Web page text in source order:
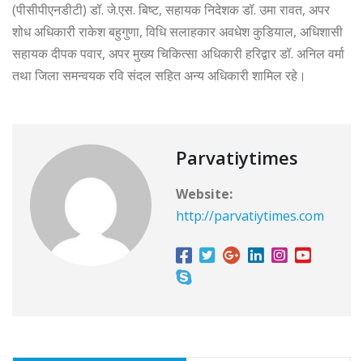
(पीसीपीएनडीटी) डॉ. जे.एस. बिष्ट, सहायक निदेशक डॉ. उमा रावत, अपर
शोध अधिकारी राकेश बहुगुणा, विधि सलाहकार अवधेश कुडियाल, अधिशासी
सहायक दीपक पवार, अपर मुख्य चिकित्सा अधिकारी हरिद्वार डॉ. अनिल वर्मा
तथा जिला समन्वयक रवि संदल सहित अन्य अधिकारी शामिल रहे।
Parvatiytimes
Website:
http://parvatiytimes.com